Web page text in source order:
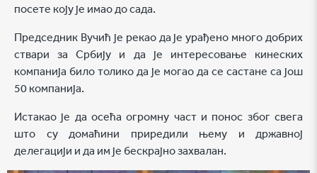
посете коју је имао до сада.
Председник Вучић је рекао да је урађено много добрих
ствари за Србију и да је интересовање кинеских
компанија било толико да је могао да се састане са још
50 компанија.
Истакао је да осећа огромну част и понос због свега
што су домаћини приредили њему и државној
делегацији и да им је бескрајно захвалан.